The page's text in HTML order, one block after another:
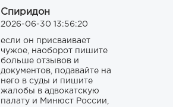
Спиридон
2026-06-30 13:56:20
если он присваивает
чужое, наоборот пишите
больше отзывов и
документов, подавайте на
него в суды и пишите
жалобы в адвокатскую
палату и Минюст России,